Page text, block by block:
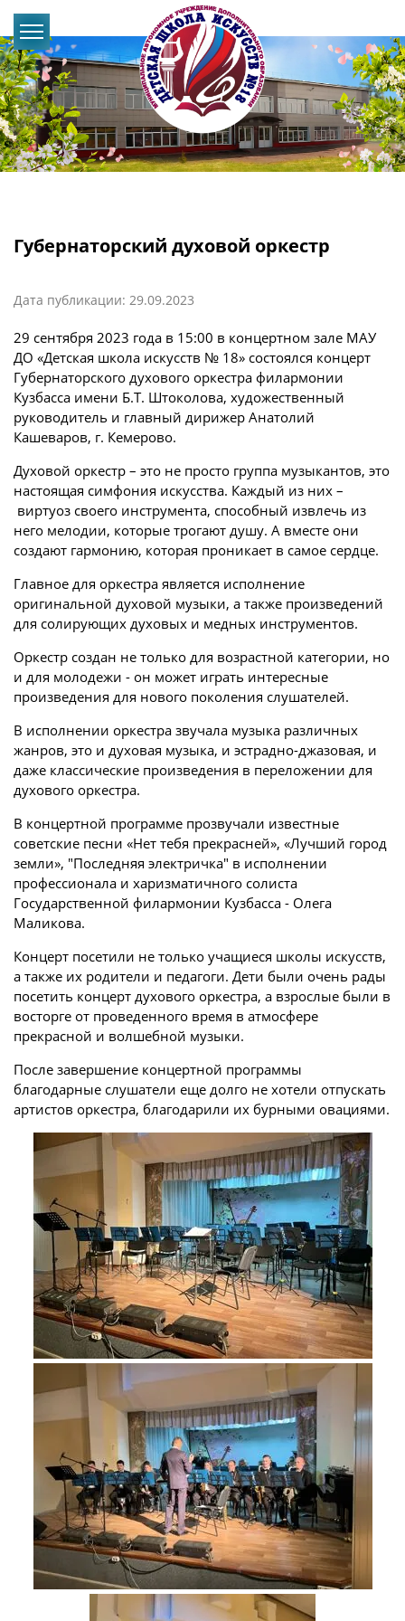
Губернаторский духовой оркестр
Дата публикации: 29.09.2023
29 сентября 2023 года в 15:00 в концертном зале МАУ
ДО «Детская школа искусств № 18» состоялся концерт
Губернаторского духового оркестра филармонии
Кузбасса имени Б.Т. Штоколова, художественный
руководитель и главный дирижер Анатолий
Кашеваров, г. Кемерово.
Духовой оркестр – это не просто группа музыкантов, это
настоящая симфония искусства. Каждый из них –
виртуоз своего инструмента, способный извлечь из
него мелодии, которые трогают душу. А вместе они
создают гармонию, которая проникает в самое сердце.
Главное для оркестра является исполнение
оригинальной духовой музыки, а также произведений
для солирующих духовых и медных инструментов.
Оркестр создан не только для возрастной категории, но
и для молодежи - он может играть интересные
произведения для нового поколения слушателей.
В исполнении оркестра звучала музыка различных
жанров, это и духовая музыка, и эстрадно-джазовая, и
даже классические произведения в переложении для
духового оркестра.
В концертной программе прозвучали известные
советские песни «Нет тебя прекрасней», «Лучший город
земли», "Последняя электричка" в исполнении
профессионала и харизматичного солиста
Государственной филармонии Кузбасса - Олега
Маликова.
Концерт посетили не только учащиеся школы искусств,
а также их родители и педагоги. Дети были очень рады
посетить концерт духового оркестра, а взрослые были в
восторге от проведенного время в атмосфере
прекрасной и волшебной музыки.
После завершение концертной программы
благодарные слушатели еще долго не хотели отпускать
артистов оркестра, благодарили их бурными овациями.